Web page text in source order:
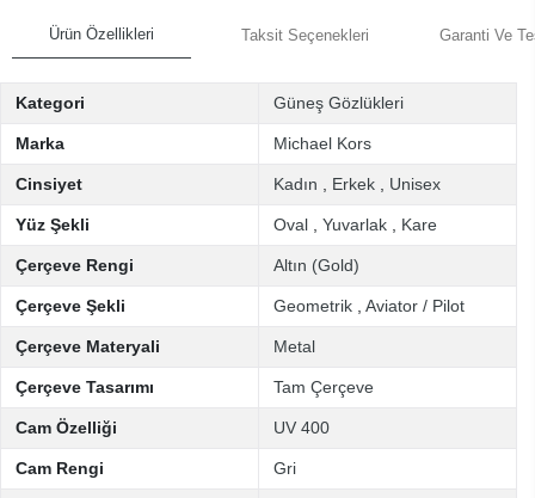
Ürün Özellikleri Taksit Seçenekleri Garanti Ve
Kategori Güneş Gözlükleri
Marka Michael Kors
Cinsiyet Kadın Erkek Unisex
Yüz Şekli Oval Yuvarlak Kare
Çerçeve Rengi Altın (Gold)
Çerçeve Şekli Geometrik Aviator / Pilot
Çerçeve Materyali Metal
Çerçeve Tasarımı Tam Çerçeve
Cam Özelliği UV 400
Cam Rengi Gri